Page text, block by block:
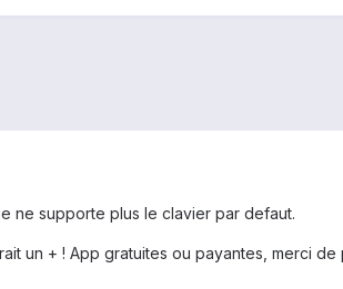
ne supporte plus le clavier par defaut.
un + ! App gratuites ou payantes, merci de